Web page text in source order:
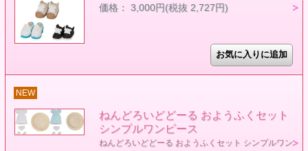
価格： 3,000円(税抜 2,727円)
NEW
ねんどろいどどーる おようふくセット
シンプルワンピース
ねんどろいどどーる おようふくセット シンプルワン